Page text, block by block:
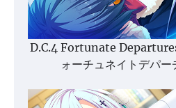
D.C.4 Fortunate
ォーチュネイトデパー